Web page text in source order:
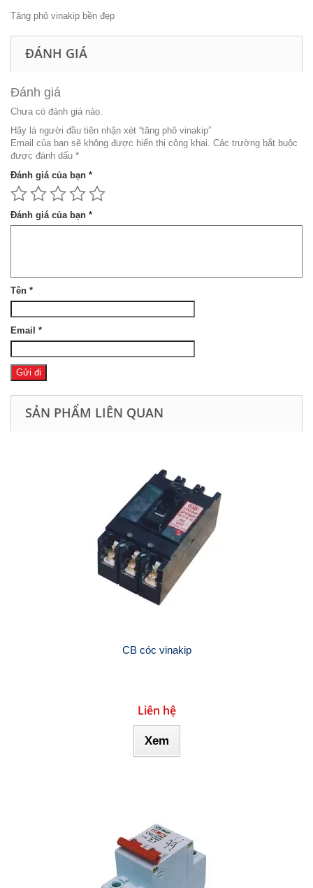
Tăng phô vinakip bền đẹp
ĐÁNH GIÁ
Đánh giá
Chưa có đánh giá nào.
Hãy là người đầu tiên nhận xét “tăng phô vinakip”
Email của bạn sẽ không được hiển thị công khai. Các trường bắt buộc
được đánh dấu *
Đánh giá của bạn *
Đánh giá của bạn *
Tên *
Email *
SẢN PHẨM LIÊN QUAN
CB cóc vinakip
Liên hệ
Xem